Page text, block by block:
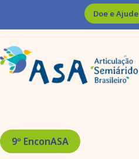
Doe e Ajude
9º EnconASA